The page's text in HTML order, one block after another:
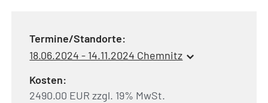
Termine/Standorte:
18.06.2024 - 14.11.2024 Chemnitz
Kosten:
2490.00 EUR zzgl. 19% MwSt.